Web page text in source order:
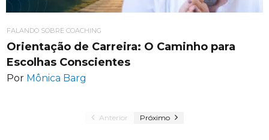
FALANDO SOBRE COACHING
Orientação de Carreira: O Caminho para
Escolhas Conscientes
Por Mônica Barg
Anterior Próximo